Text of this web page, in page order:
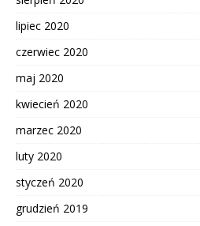
lipiec 2020
czerwiec 2020
maj 2020
kwiecień 2020
marzec 2020
luty 2020
styczeń 2020
grudzień 2019